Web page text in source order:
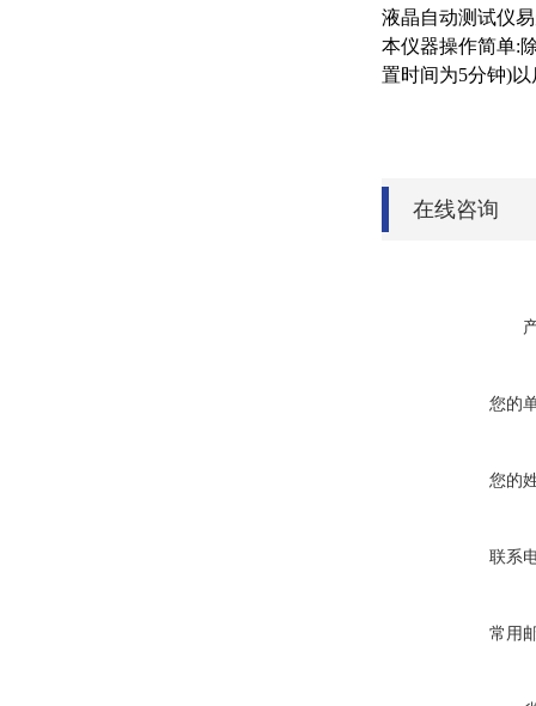
液晶自动测试仪
本仪器操作简单:
置时间为5分钟)
在线咨询
您的
您的
联系
常用